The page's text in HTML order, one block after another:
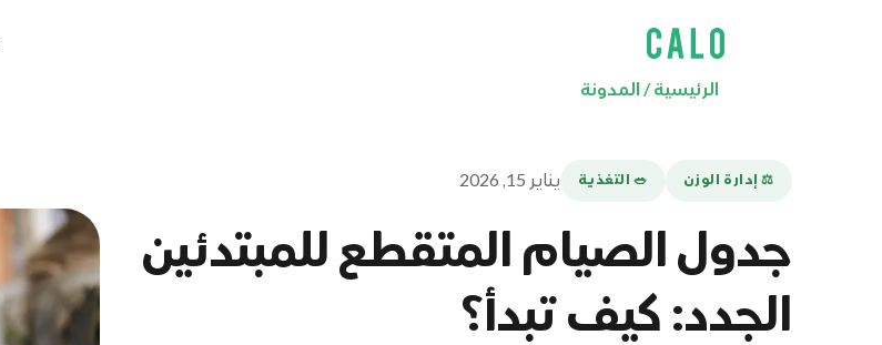
الرئيسية/ المدونة
⚖️ إدارة الوزن 🥗 التغذية يناير 15, 2026
جدول الصيام المتقطع للمبتدئين
الجدد: كيف تبدأ؟